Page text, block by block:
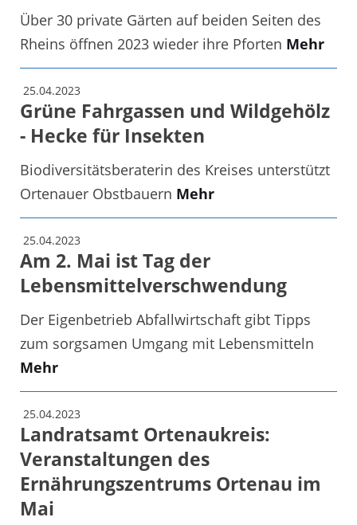
Über 30 private Gärten auf beiden Seiten des
Rheins öffnen 2023 wieder ihre Pforten Mehr
25.04.2023
Grüne Fahrgassen und Wildgehölz
- Hecke für Insekten
Biodiversitätsberaterin des Kreises unterstützt
Ortenauer Obstbauern Mehr
25.04.2023
Am 2. Mai ist Tag der
Lebensmittelverschwendung
Der Eigenbetrieb Abfallwirtschaft gibt Tipps
zum sorgsamen Umgang mit Lebensmitteln
Mehr
25.04.2023
Landratsamt Ortenaukreis:
Veranstaltungen des
Ernährungszentrums Ortenau im
Mai